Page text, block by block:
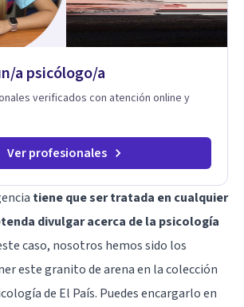
a psicólogo/a
verificados con atención online y
Ver profesionales
tiene que ser tratada en cualquier
divulgar acerca de la psicología
caso, nosotros hemos sido los
este granito de arena en la colección
de El País. Puedes encargarlo en